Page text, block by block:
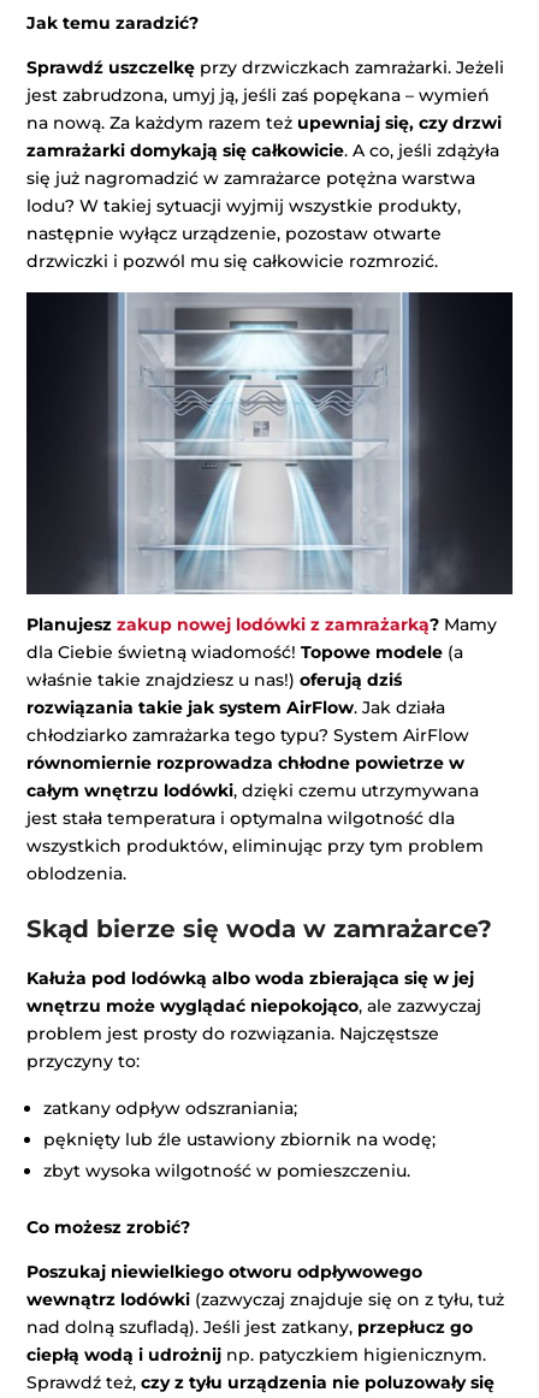
Jak temu zaradzić?
Sprawdź uszczelkę przy drzwiczkach zamrażarki. Jeżeli
jest zabrudzona, umyj ją, jeśli zaś popękana – wymień
na nową. Za każdym razem też upewniaj się, czy drzwi
zamrażarki domykają się całkowicie. A co, jeśli zdążyła
się już nagromadzić w zamrażarce potężna warstwa
lodu? W takiej sytuacji wyjmij wszystkie produkty,
następnie wyłącz urządzenie, pozostaw otwarte
drzwiczki i pozwól mu się całkowicie rozmrozić.
Planujeszzakup nowej lodówki z zamrażarką? Mamy
dla Ciebie świetną wiadomość!Topowe modele (a
właśnie takie znajdziesz u nas!)oferują dziś
rozwiązania takie jak system AirFlow. Jak działa
chłodziarko zamrażarka tego typu? System AirFlow
równomiernie rozprowadza chłodne powietrze w
całym wnętrzu lodówki, dzięki czemu utrzymywana
jest stała temperatura i optymalna wilgotność dla
wszystkich produktów, eliminując przy tym problem
oblodzenia.
Skąd bierze się woda w zamrażarce?
Kałuża pod lodówką albo woda zbierająca się w jej
wnętrzu może wyglądać niepokojąco, ale zazwyczaj
problem jest prosty do rozwiązania. Najczęstsze
przyczyny to:
zatkany odpływ odszraniania;
pęknięty lub źle ustawiony zbiornik na wodę;
zbyt wysoka wilgotność w pomieszczeniu.
Co możesz zrobić?
Poszukaj niewielkiego otworu odpływowego
wewnątrz lodówki (zazwyczaj znajduje się on z tyłu, tuż
nad dolną szufladą). Jeśli jest zatkany, przepłucz go
ciepłą wodą i udrożnij np. patyczkiem higienicznym.
Sprawdź też,czy z tyłu urządzenia nie poluzowały się